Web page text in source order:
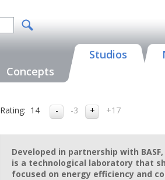
Concepts
Studios
Rating: 14 -3 +17
Developed in partnership with
is a technological laboratory that
focused on energy efficiency and